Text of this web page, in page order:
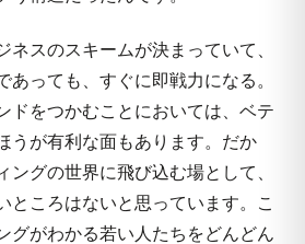
ネスのスキームが決まっていて、
あっても、すぐに即戦力になる。
ドをつかむことにおいては、ベテ
うが有利な面もあります。だか
ングの世界に飛び込む場として、
ところはないと思っています。こ
グがわかる若い人たちをどんどん